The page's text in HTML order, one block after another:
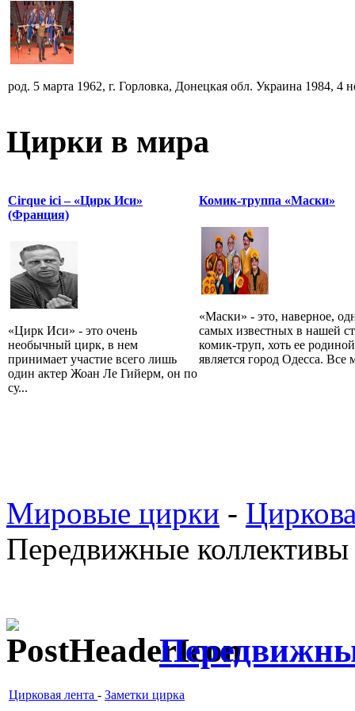
род. 5 марта 1962, г. Горловка, Донецкая обл. Украина 1984, 4
Цирки в мира
Cirque ici – «Цирк Иси»
(Франция)
«Цирк Иси» - это очень
необычный цирк, в нем
принимает участие всего лишь
один актер Жоан Ле Гийерм, он по
су...
Комик-труппа «Маски»
«Маски» - это, наверное,
самых известных в нашей
комик-труп, хоть ее
является город Одесса. Все
Мировые цирки -
Передвижные коллективы
Цирковая лента - Заметки цирка